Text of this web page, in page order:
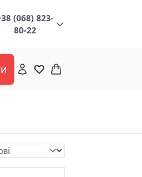
(068) 823-
80-22